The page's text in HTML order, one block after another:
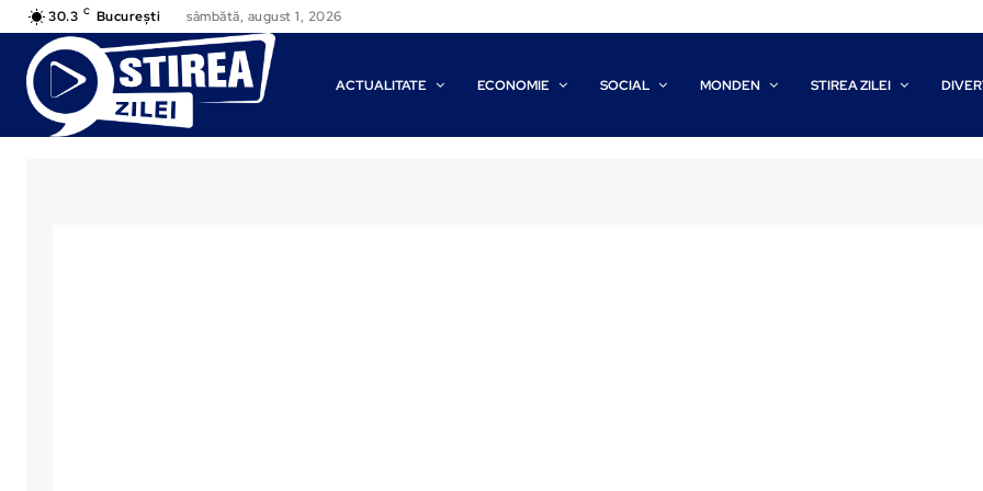
30.3 C București sâmbătă, august 1, 2026
ACTUALITATE ECONOMIE SOCIAL MONDEN STIREA ZILEI